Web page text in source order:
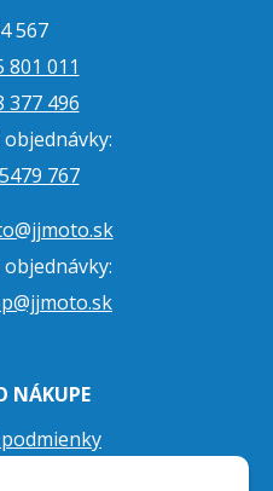
567
801 011
377 496
767
NÁKUPE